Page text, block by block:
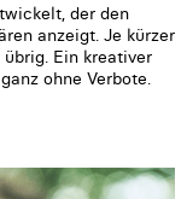
der den
anzeigt. Je kürzer
Ein kreativer
ohne Verbote.